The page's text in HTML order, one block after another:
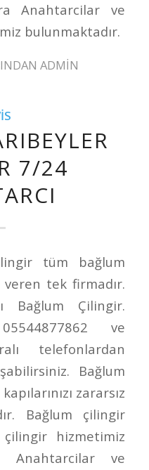
Anahtarcilar ve
bulunmaktadır.
ADMIN
7/24
tüm bağlum
tek firmadır.
Bağlum Çilingir.
ve
telefonlardan
Bağlum
zararsız
Bağlum çilingir
hizmetimiz
Anahtarcilar ve